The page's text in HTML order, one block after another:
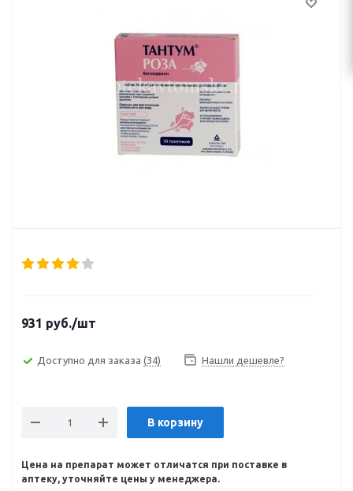
931 руб./шт
Доступно для заказа (34) Нашли дешевле?
В корзину
Цена на препарат может отличатся при поставке в
аптеку, уточняйте цены у менеджера.